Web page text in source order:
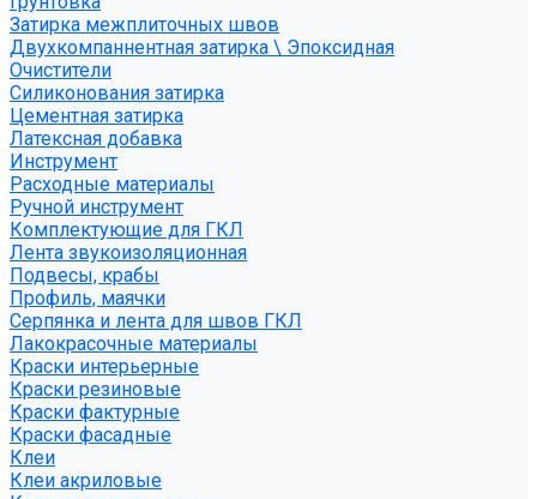
Затирка межплиточных швов
Двухкомпаннентная затирка \ Эпоксидная
Очистители
Силиконования затирка
Цементная затирка
Латексная добавка
Инструмент
Расходные материалы
Ручной инструмент
Комплектующие для ГКЛ
Лента звукоизоляционная
Подвесы, крабы
Профиль, маячки
Серпянка и лента для швов ГКЛ
Лакокрасочные материалы
Краски интерьерные
Краски резиновые
Краски фактурные
Краски фасадные
Клеи
Клеи акриловые